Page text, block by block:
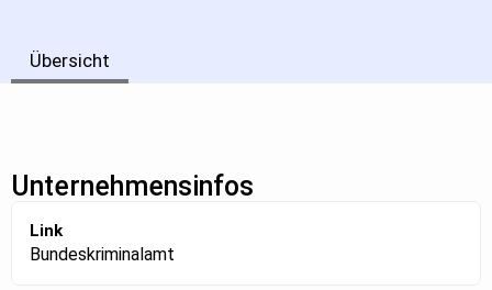
Übersicht
Unternehmensinfos
Link
Bundeskriminalamt